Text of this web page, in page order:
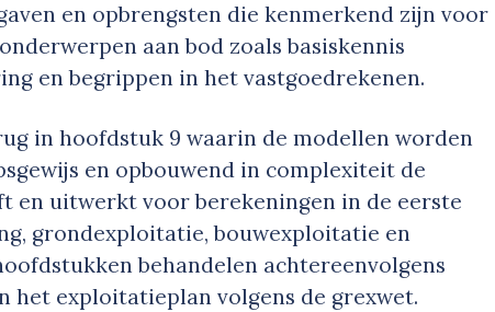
en opbrengsten die kenmerkend zijn voor
aan bod zoals basiskennis
en begrippen in het vastgoedrekenen.
in hoofdstuk 9 waarin de modellen worden
en opbouwend in complexiteit de
en uitwerkt voor berekeningen in de eerste
grondexploitatie, bouwexploitatie en
behandelen achtereenvolgens
het exploitatieplan volgens de grexwet.